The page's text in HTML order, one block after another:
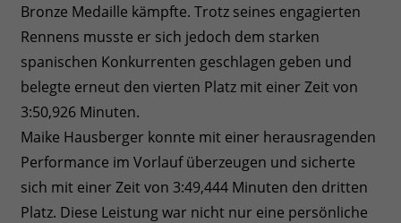
Bronze Medaille kämpfte. Trotz seines engagierten
Rennens musste er sich jedoch dem starken
spanischen Konkurrenten geschlagen geben und
belegte erneut den vierten Platz mit einer Zeit von
3:50,926 Minuten.
Maike Hausberger konnte mit einer herausragenden
Performance im Vorlauf überzeugen und sicherte
sich mit einer Zeit von 3:49,444 Minuten den dritten
Platz. Diese Leistung war nicht nur eine persönliche